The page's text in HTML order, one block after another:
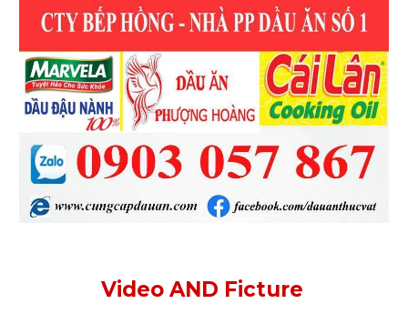
Video AND Ficture